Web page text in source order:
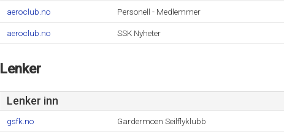
aeroclub.no Personell - Medlemmer
aeroclub.no SSK Nyheter
Lenker
Lenker inn
gsfk.no Gardermoen Seilflyklubb